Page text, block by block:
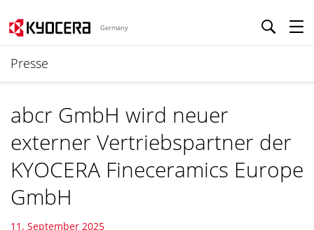
Germany
Presse
abcr GmbH wird neuer
externer Vertriebspartner der
KYOCERA Fineceramics Europe
GmbH
11. September 2025